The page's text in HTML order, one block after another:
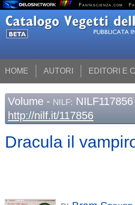
Fantascienza.com
HOME AUTORI EDITORI E
Volume - NILF:
http://nilf.it/117856
Dracula il